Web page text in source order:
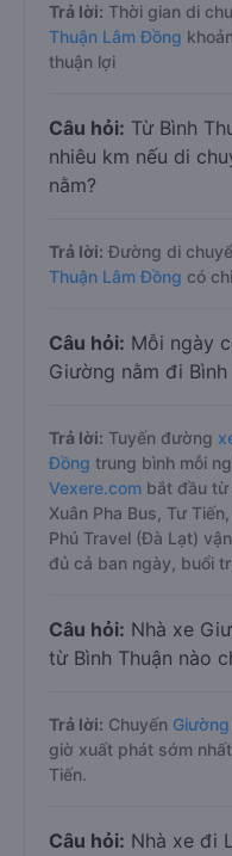
Trả lời: Thời gian di
Thuận Lâm Đồng
thuận lợi
Câu hỏi: Từ Bình
nhiêu km nếu di
nằm?
Trả lời: Đường di
Thuận Lâm Đồng có
Câu hỏi: Mỗi ngày
Giường nằm đi
Trả lời: Tuyến đường
Đồng trung bình mỗi
Vexere.com bắt đầu
Xuân Pha Bus, Tư
Phú Travel (Đà Lạt)
đủ cả ban ngày, buổi
Câu hỏi: Nhà xe
từ Bình Thuận nào
Trả lời: Chuyến
giờ xuất phát sớm
Tiến.
Câu hỏi: Nhà xe đi